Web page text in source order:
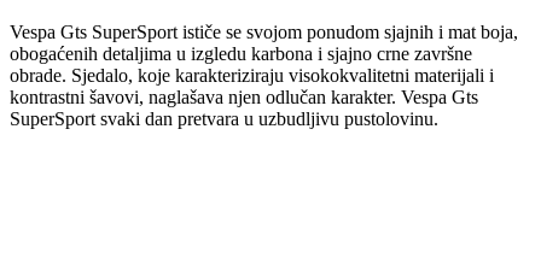
Vespa Gts SuperSport ističe se svojom ponudom sjajnih i mat boja,
obogaćenih detaljima u izgledu karbona i sjajno crne završne
obrade. Sjedalo, koje karakteriziraju visokokvalitetni materijali i
kontrastni šavovi, naglašava njen odlučan karakter. Vespa Gts
SuperSport svaki dan pretvara u uzbudljivu pustolovinu.